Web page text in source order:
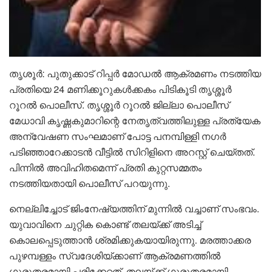
തൃശൂര്‍: പുതുക്കാട് റിപ്പര്‍ മോഡല്‍ ആക്രമണം നടത്തിയ
പ്രതിയെ 24 മണിക്കൂറുകള്‍ക്കകം പിടികൂടി തൃശ്ശൂര്‍
റൂറല്‍ പൊലീസ്. തൃശ്ശൂര്‍ റൂറല്‍ ജില്ലാ പൊലീസ്
മേധാവി കൃഷ്ണകുമാറിന്റെ നേതൃത്വത്തിലുള്ള പ്രത്യേക
അന്വേഷണ സംഘമാണ് പോട്ട പനമ്പിള്ളി നഗര്‍
പടിഞ്ഞാറേക്കാടന്‍ വീട്ടില്‍ സിറിളിനെ അറസ്റ്റ് ചെയ്തത്.
പിന്നില്‍ അവിഹിതമെന്ന് പ്രതി കുറ്റസമ്മതം
നടത്തിയതായി പൊലീസ് പറയുന്നു.
നെല്ലിച്ചോട് ജിംനേഷ്യത്തിന് മുന്നില്‍ വച്ചാണ് സംഭവം.
യുവാവിനെ ചുറ്റിക കൊണ്ട് തലയ്ക്ക് അടിച്ച്
കൊലപ്പെടുത്താന്‍ ശ്രമിക്കുകയായിരുന്നു. മരത്താക്കര
പുഴമ്പള്ളം സ്വദേശിയ്ക്കാണ് ആക്രമണത്തില്‍